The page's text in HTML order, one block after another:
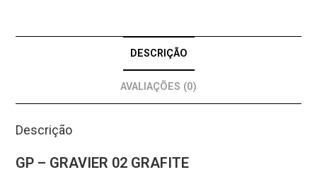
DESCRIÇÃO
AVALIAÇÕES (0)
Descrição
GP – GRAVIER 02 GRAFITE